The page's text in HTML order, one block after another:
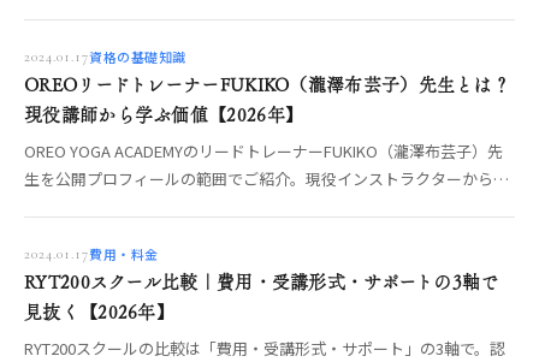
2024.01.17資格の基礎知識
OREOリードトレーナーFUKIKO（瀧澤布芸子）先生とは？
現役講師から学ぶ価値【2026年】
OREO YOGA ACADEMYのリードトレーナーFUKIKO（瀧澤布芸子）先
生を公開プロフィールの範囲でご紹介。現役インストラクターから直
2024.01.17費用・料金
RYT200スクール比較｜費用・受講形式・サポートの3軸で
見抜く【2026年】
RYT200スクールの比較は「費用・受講形式・サポート」の3軸で。認